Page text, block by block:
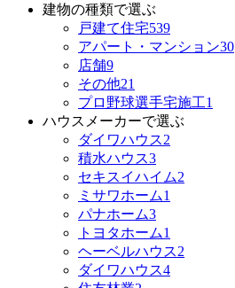
建物の種類で選ぶ
戸建て住宅539
アパート・マンション30
店舗9
その他21
プロ野球選手宅施工1
ハウスメーカーで選ぶ
ダイワハウス2
積水ハウス3
セキスイハイム2
ミサワホーム1
パナホーム3
トヨタホーム1
ヘーベルハウス2
ダイワハウス4